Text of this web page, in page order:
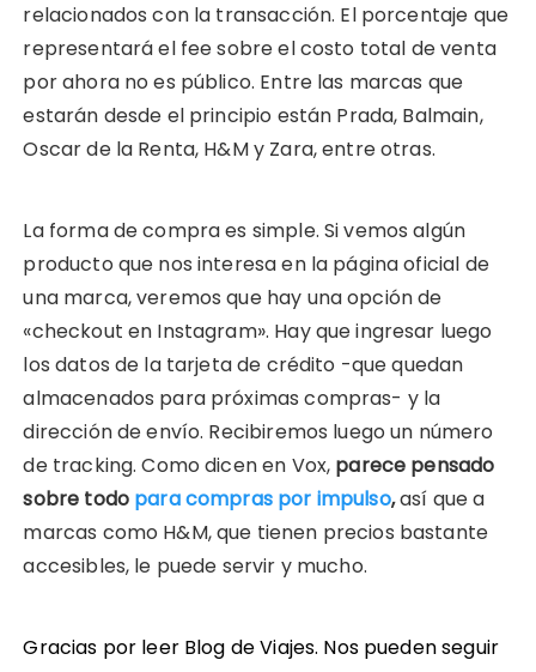
relacionados con la transacción. El porcentaje que
representará el fee sobre el costo total de venta
por ahora no es público. Entre las marcas que
estarán desde el principio están Prada, Balmain,
Oscar de la Renta, H&M y Zara, entre otras.
La forma de compra es simple. Si vemos algún
producto que nos interesa en la página oficial de
una marca, veremos que hay una opción de
«checkout en Instagram». Hay que ingresar luego
los datos de la tarjeta de crédito -que quedan
almacenados para próximas compras- y la
dirección de envío. Recibiremos luego un número
de tracking. Como dicen en Vox, parece pensado
sobre todo para compras por impulso,así que a
marcas como H&M, que tienen precios bastante
accesibles, le puede servir y mucho.
Gracias por leer Blog de Viajes. Nos pueden seguir